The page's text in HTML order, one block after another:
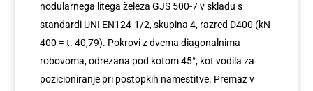
nodularnega litega železa GJS 500-7 v skladu s
standardi UNI EN124-1/2, skupina 4, razred D400 (kN
400 = t. 40,79). Pokrovi z dvema diagonalnima
robovoma, odrezana pod kotom 45°, kot vodila za
pozicioniranje pri postopkih namestitve. Premaz v